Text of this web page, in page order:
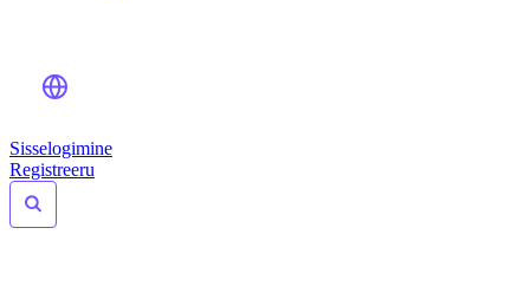
Sisselogimine
Registreeru